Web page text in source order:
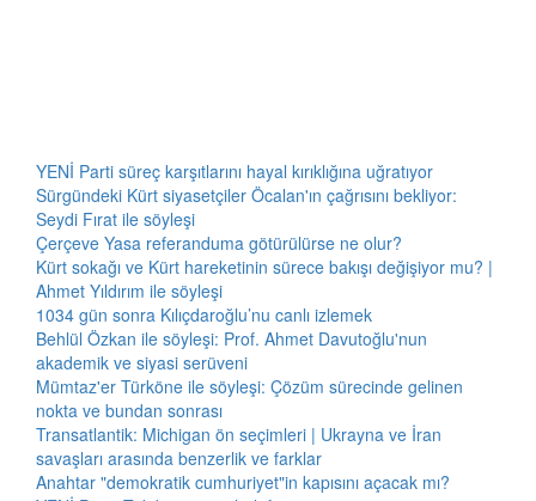
YENİ Parti süreç karşıtlarını hayal kırıklığına uğratıyor
Sürgündeki Kürt siyasetçiler Öcalan'ın çağrısını bekliyor:
Seydi Fırat ile söyleşi
Çerçeve Yasa referanduma götürülürse ne olur?
Kürt sokağı ve Kürt hareketinin sürece bakışı değişiyor mu? |
Ahmet Yıldırım ile söyleşi
1034 gün sonra Kılıçdaroğlu’nu canlı izlemek
Behlül Özkan ile söyleşi: Prof. Ahmet Davutoğlu'nun
akademik ve siyasi serüveni
Mümtaz'er Türköne ile söyleşi: Çözüm sürecinde gelinen
nokta ve bundan sonrası
Transatlantik: Michigan ön seçimleri | Ukrayna ve İran
savaşları arasında benzerlik ve farklar
Anahtar "demokratik cumhuriyet"in kapısını açacak mı?